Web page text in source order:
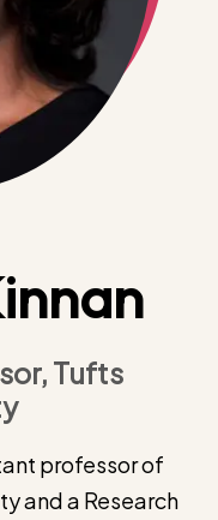
Tufts
professor of
and a Research